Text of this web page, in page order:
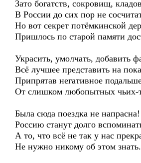
Зато богатств, сокровищ,
В России до сих пор не
Но вот секрет потёмкинской
Пришлось по старой памяти
Украсить, умолчать, добавить
Всё лучшее представить на
Припрятав негативное
От слишком любопытных чьих-
Была сюда поездка не напрасна!
Россию станут долго
А то, что всё не так у нас
Не нужно никому об этом знать.